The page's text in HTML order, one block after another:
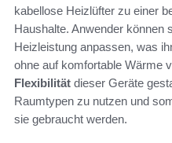
kabellose Heizlüfter zu einer
Haushalte. Anwender können
Heizleistung anpassen, was
ohne auf komfortable Wärme
Flexibilität dieser Geräte
Raumtypen zu nutzen und
sie gebraucht werden.